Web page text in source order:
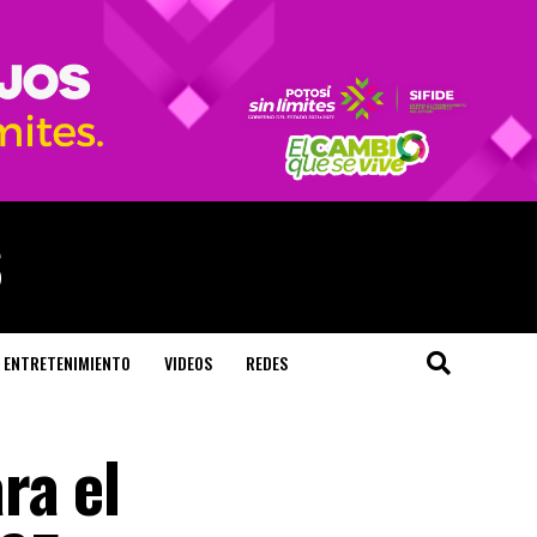
ENTRETENIMIENTO VIDEOS REDES
el